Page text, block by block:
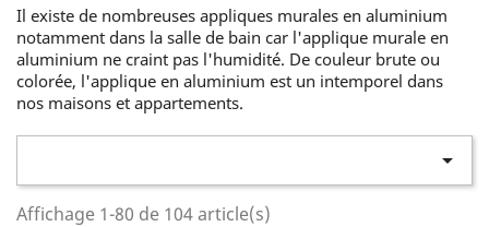
Il existe de nombreuses appliques murales en aluminium
notamment dans la salle de bain car l'applique murale en
aluminium ne craint pas l'humidité. De couleur brute ou
colorée, l'applique en aluminium est un intemporel dans
nos maisons et appartements.

Affichage 1-80 de 104 article(s)